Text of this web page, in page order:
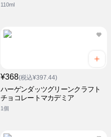
110ml
¥368(税込¥397.44)
ハーゲンダッツグリーンクラフト
チョコレートマカデミア
1個